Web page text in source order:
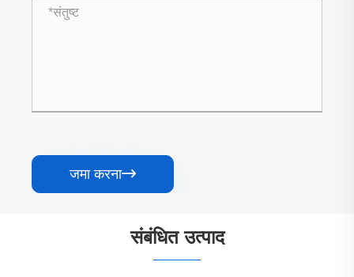
जमा करना
संबंधित उत्पाद